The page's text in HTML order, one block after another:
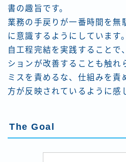
書の趣旨です。
業務の手戻りが一番時間を無
に意識するようにしています。
自工程完結を実践することで
ションが改善することも触れ
ミスを責めるな、仕組みを責
方が反映されているように感
The Goal